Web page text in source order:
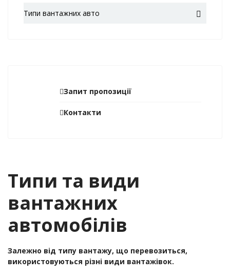
Типи вантажних авто
Запит пропозиції
Контакти
Типи та види
вантажних
автомобілів
Залежно від типу вантажу, що перевозиться,
використовуються різні види вантажівок.